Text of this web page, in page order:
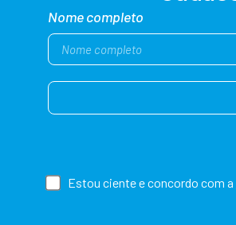
Nome completo
Estou ciente e concordo com a